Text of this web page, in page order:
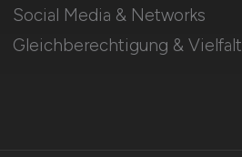
Social Media & Networks
Gleichberechtigung & Vielfalt